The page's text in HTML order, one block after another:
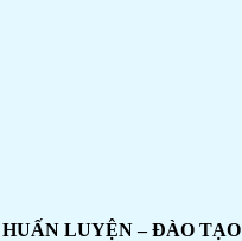
LUYỆN – ĐÀO TẠO